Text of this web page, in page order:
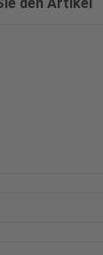
den Artikel